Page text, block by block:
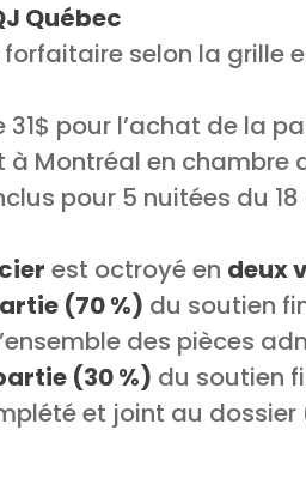
Québec
selon la grille
31$ pour l’achat de la
à Montréal en
pour 5 nuitées du
est octroyé en deux
(70 %) du soutien
des pièces
(30 %) du soutien
et joint au